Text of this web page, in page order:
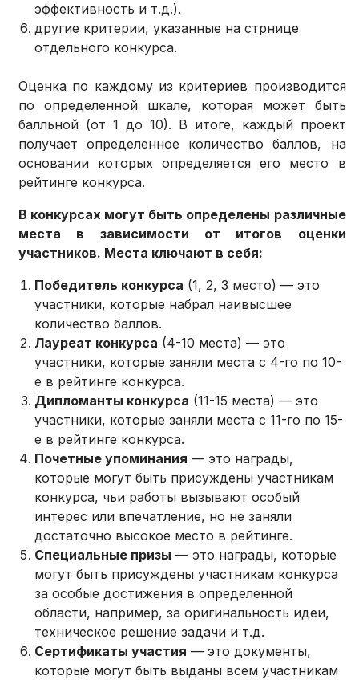
эффективность и т.д.).
другие критерии, указанные на стрнице
отдельного конкурса.
Оценка по каждому из критериев производится
по определенной шкале, которая может быть
балльной (от 1 до 10). В итоге, каждый проект
получает определенное количество баллов, на
основании которых определяется его место в
рейтинге конкурса.
В конкурсах могут быть определены различные
места в зависимости от итогов оценки
участников. Места ключают в себя:
Победитель конкурса (1, 2, 3 место) — это
участники, которые набрал наивысшее
количество баллов.
Лауреат конкурса (4-10 места) — это
участники, которые заняли места с 4-го по 10-
е в рейтинге конкурса.
Дипломанты конкурса (11-15 места) — это
участники, которые заняли места с 11-го по 15-
е в рейтинге конкурса.
Почетные упоминания — это награды,
которые могут быть присуждены участникам
конкурса, чьи работы вызывают особый
интерес или впечатление, но не заняли
достаточно высокое место в рейтинге.
Специальные призы — это награды, которые
могут быть присуждены участникам конкурса
за особые достижения в определенной
области, например, за оригинальность идеи,
техническое решение задачи и т.д.
Сертификаты участия — это документы,
которые могут быть выданы всем участникам